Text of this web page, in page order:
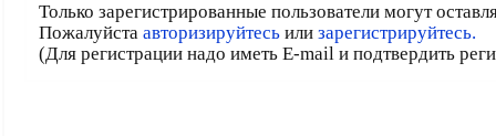
Только зарегистрированные пользователи могут
Пожалуйста авторизируйтесьили зарегистрируйтесь.
(Для регистрации надо иметь E-mail и подтвердить